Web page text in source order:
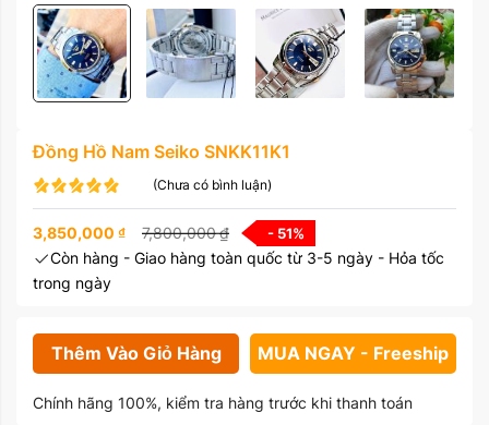
Đồng Hồ Nam Seiko SNKK11K1
(Chưa có bình luận)
3,850,000 ₫ 7,800,000₫ - 51%
Còn hàng - Giao hàng toàn quốc từ 3-5 ngày - Hỏa tốc
trong ngày
Thêm Vào Giỏ Hàng MUA NGAY - Freeship
Chính hãng 100%, kiểm tra hàng trước khi thanh toán